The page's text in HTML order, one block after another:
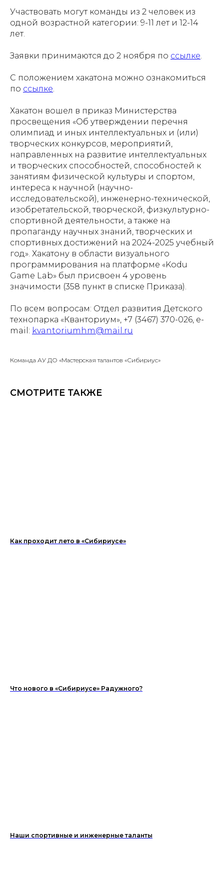
Участвовать могут команды из 2 человек из
одной возрастной категории: 9-11 лет и 12-14
лет.
Заявки принимаются до 2 ноября по ссылке
С положением хакатона можно ознакомиться
по ссылке
Хакатон вошел в приказ Министерства
просвещения «Об утверждении перечня
олимпиад и иных интеллектуальных и (или)
творческих конкурсов, мероприятий,
направленных на развитие интеллектуальных
и творческих способностей, способностей к
занятиям физической культуры и спортом,
интереса к научной (научно-
исследовательской), инженерно-технической,
изобретательской, творческой, физкультурно-
спортивной деятельности, а также на
пропаганду научных знаний, творческих и
спортивных достижений на 2024-2025 учебный
год». Хакатону в области визуального
программирования на платформе «Kodu
Game Lab» был присвоен 4 уровень
значимости (358 пункт в списке Приказа).
По всем вопросам: Отдел развития Детского
технопарка «Кванториум», +7 (3467) 370-026, e-
mail: kvantoriumhm@mail.ru
Команда АУ ДО «Мастерская талантов «Сибириус»
СМОТРИТЕ ТАКЖЕ
Как проходит лето в «Сибириусе»
Что нового в «Сибириусе» Радужного?
Наши спортивные и инженерные таланты